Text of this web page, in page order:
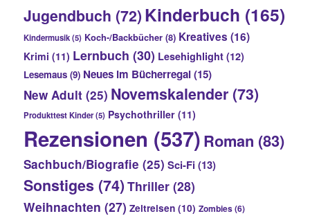
Jugendbuch (72)Kinderbuch (165)
Kindermusik(5) Koch-/Backbücher (8) Kreatives (16)
Krimi (11) Lernbuch (30) Lesehighlight (12)
Lesemaus (9) Neues im Bücherregal(15)
New Adult (25) Novemskalender(73)
Produkttest Kinder(5) Psychothriller (11)
Rezensionen (537)Roman (83)
Sachbuch/Biografie (25) Sci-Fi (13)
Sonstiges (74) Thriller (28)
Weihnachten (27) Zeitreisen (10) Zombies(6)